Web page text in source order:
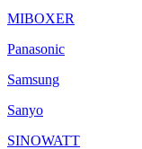
MIBOXER
Panasonic
Samsung
Sanyo
SINOWATT